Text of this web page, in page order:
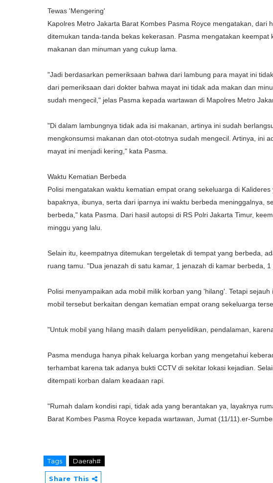
Tewas 'Mengering'
Kapolres Metro Jakarta Barat Kombes Pasma Royce mengatakan, dari
ditemukan tanda-tanda bekas kekerasan. Pasma mengatakan
makanan dan minuman yang cukup lama.
"Jadi berdasarkan pemeriksaan bahwa dari lambung para mayat ini
dari pemeriksaan dari dokter bahwa mayat ini tidak ada makan dan
sudah mengecil," jelas Pasma kepada wartawan di Mapolres Metro
"Di dalam lambungnya tidak ada isi makanan, artinya ini sudah
mengkonsumsi makanan dan otot-ototnya sudah mengecil. Artinya, ini
mayat ini menjadi kering," kata Pasma.
Waktu Kematian Berbeda
Polisi mengatakan waktu kematian empat orang sekeluarga di
bapaknya, ibunya, serta dari iparnya ini waktu berbeda meninggalnya,
berbeda," kata Pasma. Dari hasil autopsi di RS Polri Jakarta Timur,
minggu yang lalu.
Selain itu, keempatnya ditemukan tergeletak di tempat yang berbeda,
ruang tamu. "Dua jenazah di satu kamar, 1 jenazah di kamar berbeda,
Polisi menyampaikan ada mobil milik korban yang 'hilang'. Tetapi
mobil tersebut berkaitan dengan kematian empat orang sekeluarga
"Untuk mobil yang hilang masih dalam penyelidikan, pendalaman,
Pasma menduga hanya pihak keluarga korban yang mengetahui
terhambat karena tak adanya bukti CCTV di sekitar lokasi kejadian.
ditempati korban dalam keadaan rapi.
"Rumah dalam kondisi rapi, tidak ada yang berantakan ya, layaknya
Barat Kombes Pasma Royce kepada wartawan, Jumat (11/11).er-
Tags Daerah#
Share This